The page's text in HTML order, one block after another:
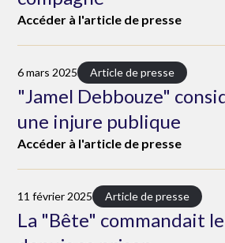
Accéder à l'article de presse
6 mars 2025 Article de presse
"Jamel Debbouze"
une injure publique
Accéder à l'article de presse
11 février 2025 Article de presse
La "Bête" commandait